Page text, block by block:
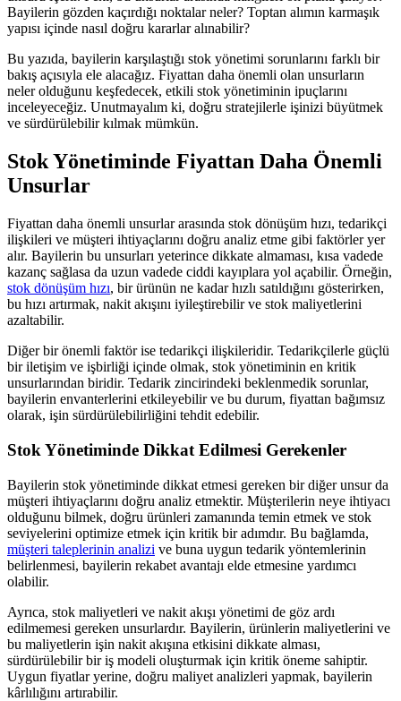
Bayilerin gözden kaçırdığı noktalar neler? Toptan alımın karmaşık
yapısı içinde nasıl doğru kararlar alınabilir?
Bu yazıda, bayilerin karşılaştığı stok yönetimi sorunlarını farklı bir
bakış açısıyla ele alacağız. Fiyattan daha önemli olan unsurların
neler olduğunu keşfedecek, etkili stok yönetiminin ipuçlarını
inceleyeceğiz. Unutmayalım ki, doğru stratejilerle işinizi büyütmek
ve sürdürülebilir kılmak mümkün.
Stok Yönetiminde Fiyattan Daha Önemli
Unsurlar
Fiyattan daha önemli unsurlar arasında stok dönüşüm hızı, tedarikçi
ilişkileri ve müşteri ihtiyaçlarını doğru analiz etme gibi faktörler yer
alır. Bayilerin bu unsurları yeterince dikkate almaması, kısa vadede
kazanç sağlasa da uzun vadede ciddi kayıplara yol açabilir. Örneğin,
stok dönüşüm hızı, bir ürünün ne kadar hızlı satıldığını gösterirken,
bu hızı artırmak, nakit akışını iyileştirebilir ve stok maliyetlerini
azaltabilir.
Diğer bir önemli faktör ise tedarikçi ilişkileridir. Tedarikçilerle güçlü
bir iletişim ve işbirliği içinde olmak, stok yönetiminin en kritik
unsurlarından biridir. Tedarik zincirindeki beklenmedik sorunlar,
bayilerin envanterlerini etkileyebilir ve bu durum, fiyattan bağımsız
olarak, işin sürdürülebilirliğini tehdit edebilir.
Stok Yönetiminde Dikkat Edilmesi Gerekenler
Bayilerin stok yönetiminde dikkat etmesi gereken bir diğer unsur da
müşteri ihtiyaçlarını doğru analiz etmektir. Müşterilerin neye ihtiyacı
olduğunu bilmek, doğru ürünleri zamanında temin etmek ve stok
seviyelerini optimize etmek için kritik bir adımdır. Bu bağlamda,
müşteri taleplerinin analizi ve buna uygun tedarik yöntemlerinin
belirlenmesi, bayilerin rekabet avantajı elde etmesine yardımcı
olabilir.
Ayrıca, stok maliyetleri ve nakit akışı yönetimi de göz ardı
edilmemesi gereken unsurlardır. Bayilerin, ürünlerin maliyetlerini ve
bu maliyetlerin işin nakit akışına etkisini dikkate alması,
sürdürülebilir bir iş modeli oluşturmak için kritik öneme sahiptir.
Uygun fiyatlar yerine, doğru maliyet analizleri yapmak, bayilerin
kârlılığını artırabilir.